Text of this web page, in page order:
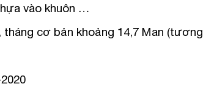
vào khuôn …
cơ bản khoảng 14,7 Man